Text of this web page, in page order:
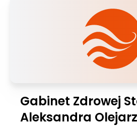
Gabinet Zdrowej
Aleksandra